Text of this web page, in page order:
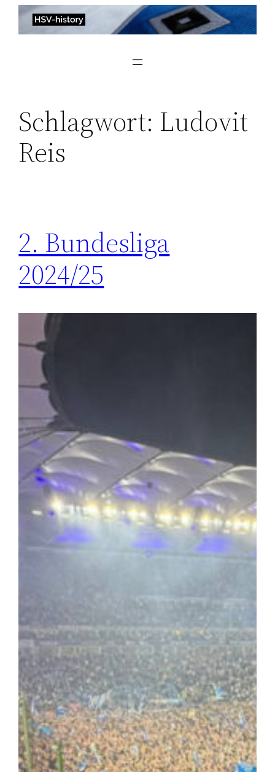
Zum
Inhalt
Schlagwort: Ludovit
Reis
2. Bundesliga
2024/25